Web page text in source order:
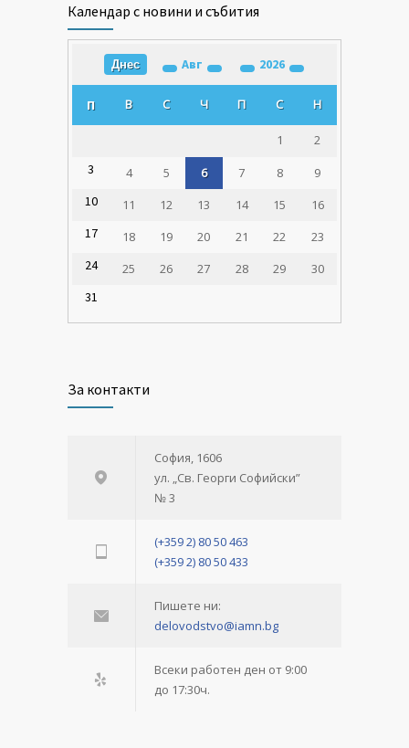
Календар с новини и събития
Днес Авг 2026
П В С Ч П С Н
1
2
3
4 5 6 7 8
9
10
11 12 13 14 15
16
17
18 19 20 21 22
23
24
25 26 27 28 29
30
31
За контакти
София, 1606
ул. „Св. Георги Софийски”
№ 3
(+359 2) 80 50 463
(+359 2) 80 50 433
Пишете ни:
delovodstvo@iamn.bg
Всеки работен ден от 9:00
до 17:30ч.